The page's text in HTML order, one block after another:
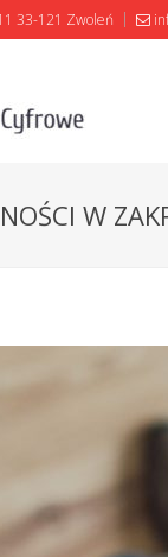
33-121 Zwoleń
W